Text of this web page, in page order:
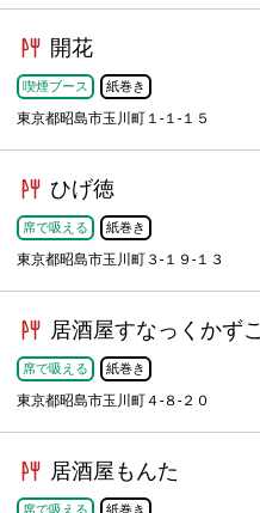
開花
喫煙ブース 紙巻き
東京都昭島市玉川町１-１-１５
ひげ徳
席で吸える 紙巻き
東京都昭島市玉川町３-１９-１３
居酒屋すなっくかずこ
席で吸える 紙巻き
東京都昭島市玉川町４-８-２０
居酒屋もんた